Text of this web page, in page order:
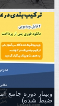
وبینار دوره
ضبط شده)